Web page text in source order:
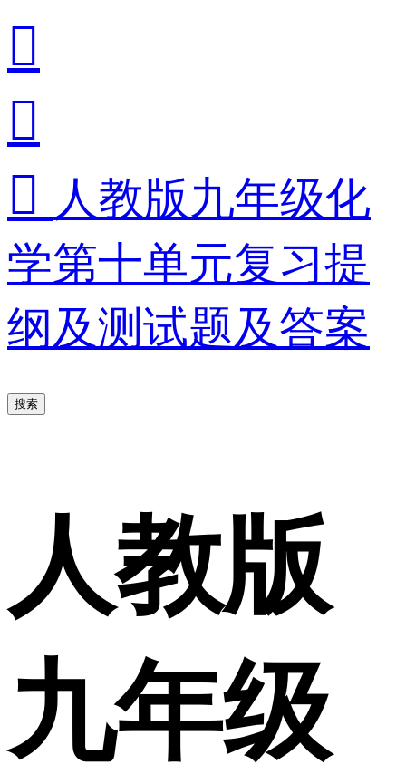


 人教版九年级化
学第十单元复习提
纲及测试题及答案
搜索
人教版
九年级